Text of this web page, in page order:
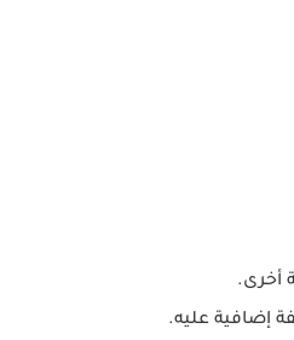
إضافية عليه.